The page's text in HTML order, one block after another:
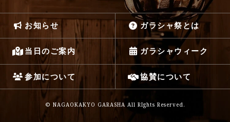
お知らせ ガラシャ祭とは
当日のご案内 ガラシャウィーク
参加について 協賛について
© NAGAOKAKYO GARASHA All RIghts Reserved.